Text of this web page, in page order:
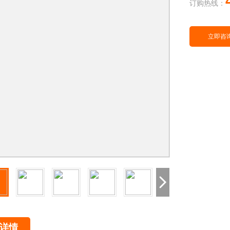
订购热线：
立即咨
情